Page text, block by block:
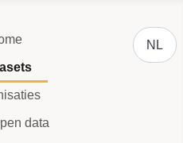
data
NL